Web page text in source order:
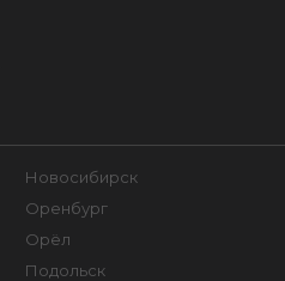
Новосибирск
Оренбург
Орёл
Подольск